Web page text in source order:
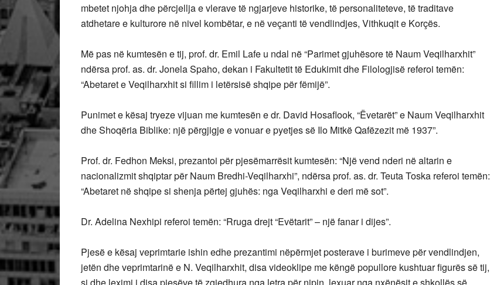
mbetet njohja dhe përcjellja e vlerave të ngjarjeve historike, të personaliteteve, të traditave
atdhetare e kulturore në nivel kombëtar, e në veçanti të vendlindjes, Vithkuqit e Korçës.
Më pas në kumtesën e tij, prof. dr. Emil Lafe u ndal në “Parimet gjuhësore të Naum Veqilharxhit”
ndërsa prof. as. dr. Jonela Spaho, dekan i Fakultetit të Edukimit dhe Filologjisë referoi temën:
“Abetaret e Veqilharxhit si fillim i letërsisë shqipe për fëmijë”.
Punimet e kësaj tryeze vijuan me kumtesën e dr. David Hosaflook, “Ëvetarët” e Naum Veqilharxhit
dhe Shoqëria Biblike: një përgjigje e vonuar e pyetjes së Ilo Mitkë Qafëzezit më 1937”.
Prof. dr. Fedhon Meksi, prezantoi për pjesëmarrësit kumtesën: “Një vend nderi në altarin e
nacionalizmit shqiptar për Naum Bredhi-Veqilharxhi”, ndërsa prof. as. dr. Teuta Toska referoi temën:
“Abetaret në shqipe si shenja përtej gjuhës: nga Veqilharxhi e deri më sot”.
Dr. Adelina Nexhipi referoi temën: “Rruga drejt “Evëtarit” – një fanar i dijes”.
Pjesë e kësaj veprimtarie ishin edhe prezantimi nëpërmjet posterave i burimeve për vendlindjen,
jetën dhe veprimtarinë e N. Veqilharxhit, disa videoklipe me këngë popullore kushtuar figurës së tij,